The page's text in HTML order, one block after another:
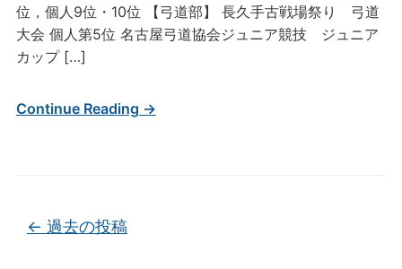
位，個人9位・10位 【弓道部】 長久手古戦場祭り 弓道
大会 個人第5位 名古屋弓道協会ジュニア競技 ジュニア
カップ […]
Continue Reading →
投稿ナビゲーション
← 過去の投稿